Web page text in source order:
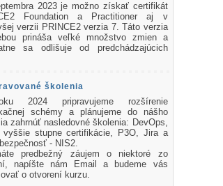
2023 je možno získať certifikát
Foundation a Practitioner aj v
verzii PRINCE2 verzia 7. Táto verzia
prináša veľké množstvo zmien a
sa odlišuje od predchádzajúcich
školenia
2024 pripravujeme rozšírenie
schémy a plánujeme do nášho
zahrnúť nasledovné školenia: DevOps,
vyššie stupne certifikácie, P3O, Jira a
- NIS2.
predbežný záujem o niektoré zo
napíšte nám Email a budeme vás
o otvorení kurzu.